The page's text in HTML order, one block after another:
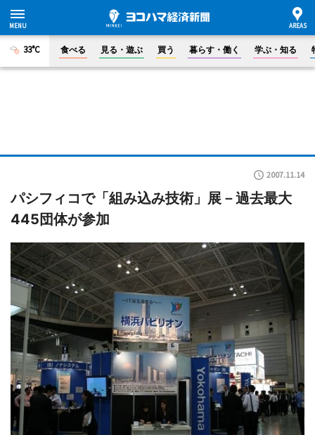
33°C 食べる 見る・遊ぶ 買う 暮らす・働く 学ぶ・知る
2007.11.14
パシフィコで「組み込み技術」展－過去最大
445団体が参加